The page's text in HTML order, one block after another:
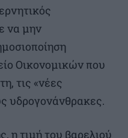
να μην
Οικονομικών που
τις «νέες
υδρογονάνθρακες.
η τιμή του βαρελιού